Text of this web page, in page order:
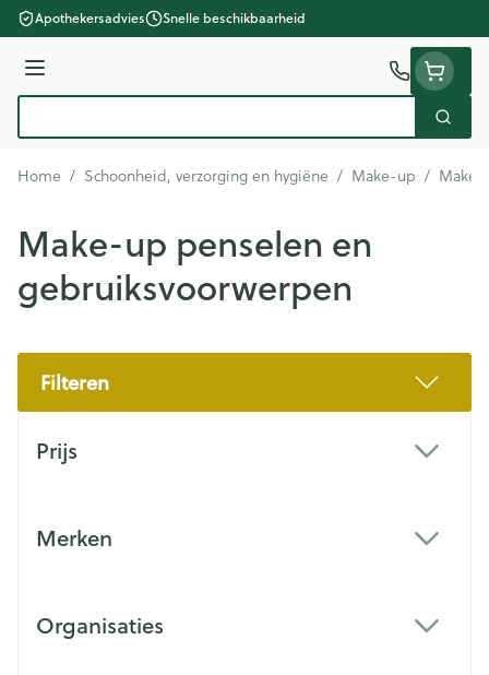
Ga naar de inhoud
Apothekersadvies Snelle beschikbaarheid
Menu
Zoek
Home / Schoonheid, verzorging en hygiëne / Make-up / Make-
Make-up penselen en
gebruiksvoorwerpen
Filteren
Prijs
Merken
Organisaties